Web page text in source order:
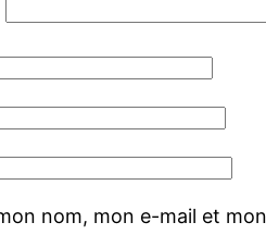
nom, mon e-mail et